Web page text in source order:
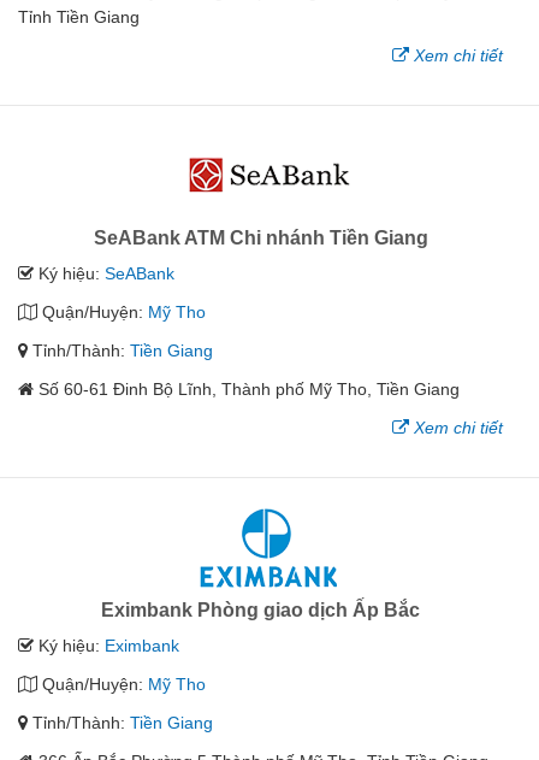
Tỉnh Tiền Giang
Xem chi tiết
SeABank ATM Chi nhánh Tiền Giang
Ký hiệu: SeABank
Quận/Huyện: Mỹ Tho
Tỉnh/Thành: Tiền Giang
Số 60-61 Đinh Bộ Lĩnh, Thành phố Mỹ Tho, Tiền Giang
Xem chi tiết
Eximbank Phòng giao dịch Ấp Bắc
Ký hiệu: Eximbank
Quận/Huyện: Mỹ Tho
Tỉnh/Thành: Tiền Giang